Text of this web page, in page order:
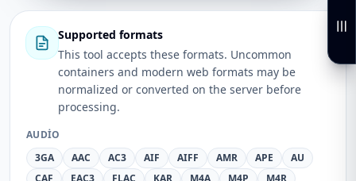
Supported formats
This tool accepts these formats. Uncommon
containers and modern web formats may be
normalized or converted on the server before
processing.
AUDIO
3GA
AAC AC3 AIF AIFF AMR APE
AU
CAF
EAC3 FLAC KAR M4A M4P
M4R